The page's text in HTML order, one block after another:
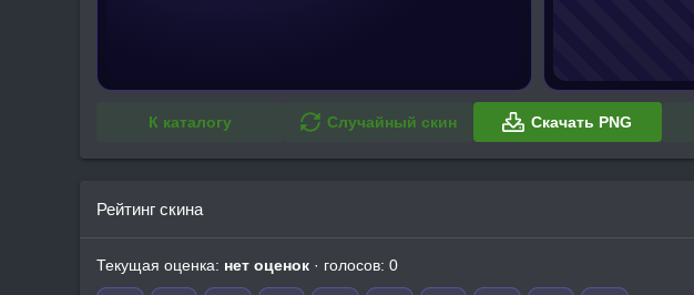
К каталогу Случайный скин Скачать PNG
Рейтинг скина
Текущая оценка: нет оценок · голосов: 0